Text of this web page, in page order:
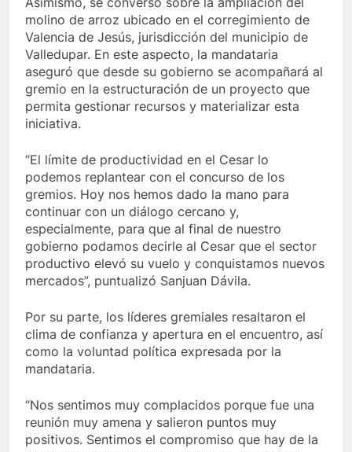
molino de arroz ubicado en el corregimiento de
Valencia de Jesús, jurisdicción del municipio de
Valledupar. En este aspecto, la mandataria
aseguró que desde su gobierno se acompañará al
gremio en la estructuración de un proyecto que
permita gestionar recursos y materializar esta
iniciativa.
“El límite de productividad en el Cesar lo
podemos replantear con el concurso de los
gremios. Hoy nos hemos dado la mano para
continuar con un diálogo cercano y,
especialmente, para que al final de nuestro
gobierno podamos decirle al Cesar que el sector
productivo elevó su vuelo y conquistamos nuevos
mercados”, puntualizó Sanjuan Dávila.
Por su parte, los líderes gremiales resaltaron el
clima de confianza y apertura en el encuentro, así
como la voluntad política expresada por la
mandataria.
“Nos sentimos muy complacidos porque fue una
reunión muy amena y salieron puntos muy
positivos. Sentimos el compromiso que hay de la